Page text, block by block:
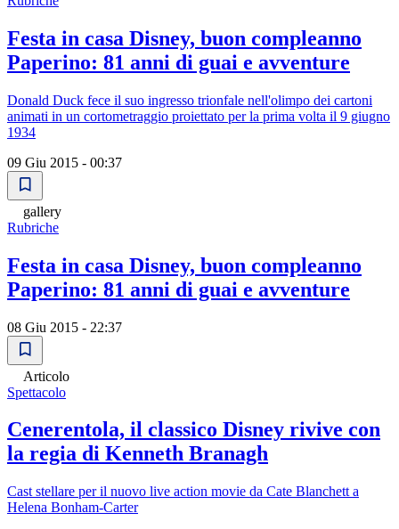
Festa in casa Disney, buon compleanno
Paperino: 81 anni di guai e avventure
Donald Duck fece il suo ingresso trionfale nell'olimpo dei cartoni
animati in un cortometraggio proiettato per la prima volta il 9 giugno
1934
09 Giu 2015 - 00:37
gallery
Rubriche
Festa in casa Disney, buon compleanno
Paperino: 81 anni di guai e avventure
08 Giu 2015 - 22:37
Articolo
Spettacolo
Cenerentola, il classico Disney rivive con
la regia di Kenneth Branagh
Cast stellare per il nuovo live action movie da Cate Blanchett a
Helena Bonham-Carter